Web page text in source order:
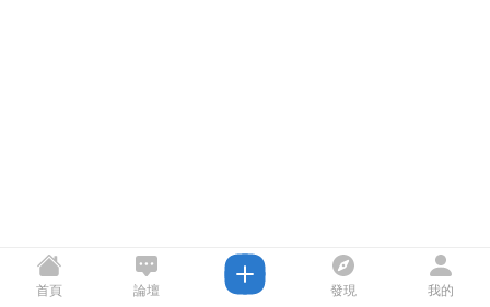
首頁 論壇 發現 我的